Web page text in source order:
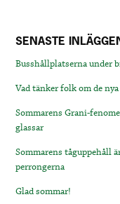
SENASTE
Busshållplatserna under
Vad tänker folk om de
Sommarens Grani-
glassar
Sommarens tåguppehåll
perrongerna
Glad sommar!